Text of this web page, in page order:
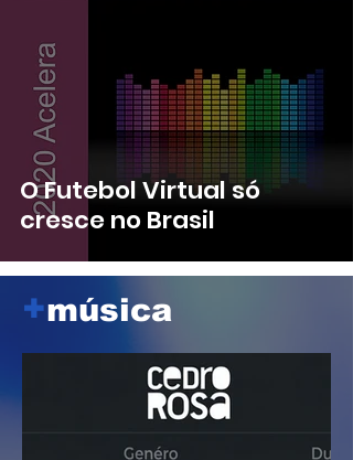
O Futebol Virtual só
cresce no Brasil
+música